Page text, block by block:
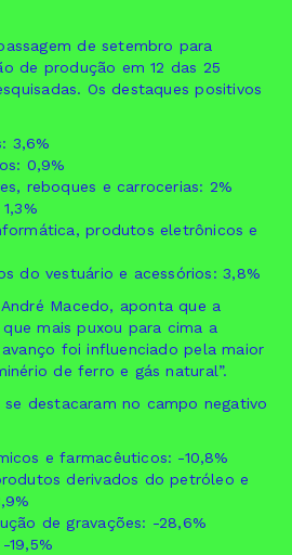
de setembro para
de produção em 12 das 25
Os destaques positivos
3,6%
0,9%
reboques e carrocerias: 2%
produtos eletrônicos e
do vestuário e acessórios: 3,8%
Macedo, aponta que a
mais puxou para cima a
foi influenciado pela maior
de ferro e gás natural”.
destacaram no campo negativo
e farmacêuticos: -10,8%
derivados do petróleo e
de gravações: -28,6%